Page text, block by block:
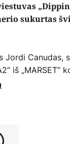
sukurtas
Jordi Canudas,
iš „MARSET“
skleidžia
kurdamas